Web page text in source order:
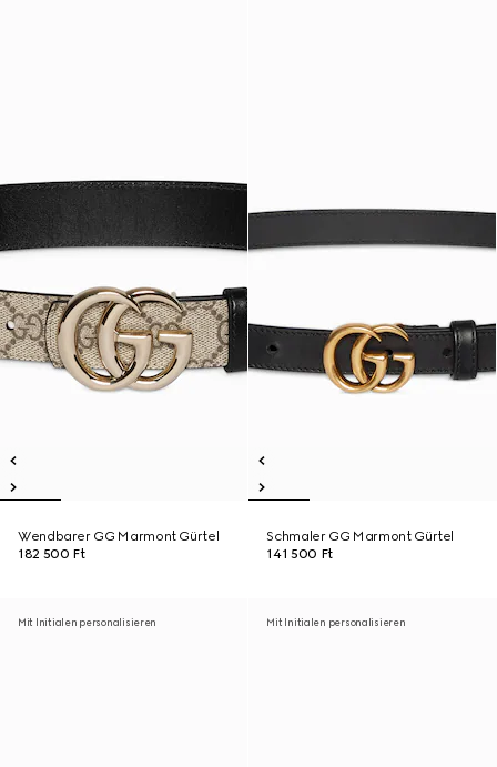
Wendbarer GG Marmont Gürtel
182 500 Ft
Schmaler GG Marmont Gürtel
141 500 Ft
Mit Initialen personalisieren Mit Initialen personalisieren